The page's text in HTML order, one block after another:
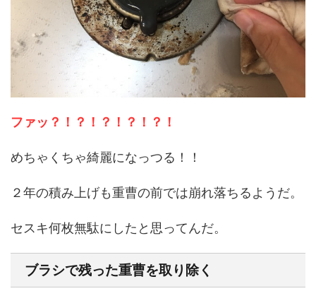
ファッ？！？！？！？！？！
めちゃくちゃ綺麗になっつる！！
２年の積み上げも重曹の前では崩れ落ちるようだ。
セスキ何枚無駄にしたと思ってんだ。
ブラシで残った重曹を取り除く